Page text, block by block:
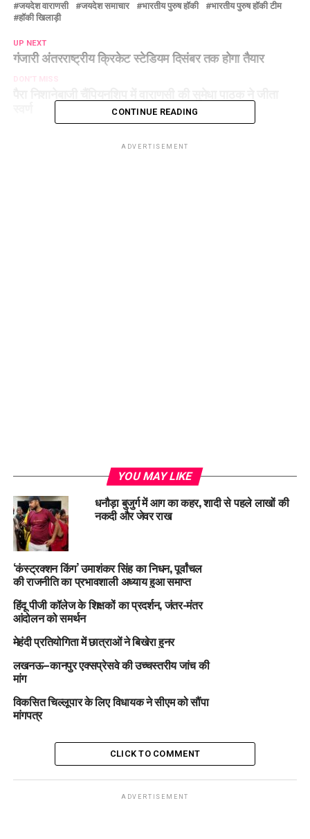
जयदेश वाराणसी
जयदेश समाचार भारतीय पुरुष हॉकी
भारतीय पुरुष हॉकी टीम
हॉकी खिलाड़ी
UP NEXT
गंजारी अंतरराष्ट्रीय क्रिकेट स्टेडियम दिसंबर तक होगा तैयार
DON'T MISS
CONTINUE READING
ADVERTISEMENT
YOU MAY LIKE
धनौड़ा बुजुर्ग में आग का कहर, शादी से पहले लाखों की
नकदी और जेवर राख
‘कंस्ट्रक्शन किंग’ उमाशंकर सिंह का निधन, पूर्वांचल
की राजनीति का प्रभावशाली अध्याय हुआ समाप्त
हिंदू पीजी कॉलेज के शिक्षकों का प्रदर्शन, जंतर-मंतर
आंदोलन को समर्थन
मेहंदी प्रतियोगिता में छात्राओं ने बिखेरा हुनर
लखनऊ–कानपुर एक्सप्रेसवे की उच्चस्तरीय जांच की
मांग
विकसित चिल्लूपार के लिए विधायक ने सीएम को सौंपा
मांगपत्र
CLICK TO COMMENT
ADVERTISEMENT